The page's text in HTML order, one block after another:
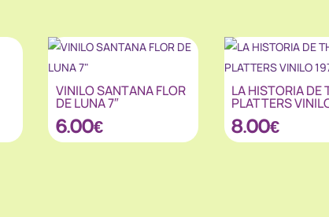
VINILO SANTANA FLOR
DE LUNA 7″
6.00€
LA HISTORIA DE
PLATTERS
8.00€